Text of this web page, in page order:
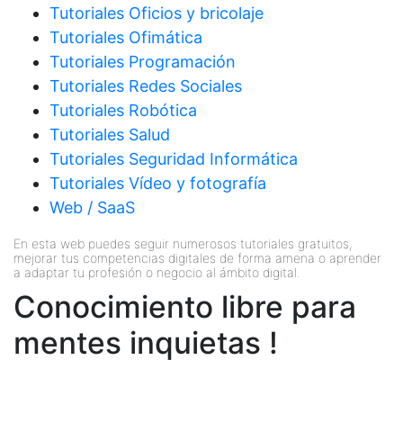
Tutoriales Oficios y bricolaje
Tutoriales Ofimática
Tutoriales Programación
Tutoriales Redes Sociales
Tutoriales Robótica
Tutoriales Salud
Tutoriales Seguridad Informática
Tutoriales Vídeo y fotografía
Web / SaaS
En esta web puedes seguir numerosos tutoriales gratuitos,
mejorar tus competencias digitales de forma amena o aprender
a adaptar tu profesión o negocio al ámbito digital.
Conocimiento libre para
mentes inquietas !